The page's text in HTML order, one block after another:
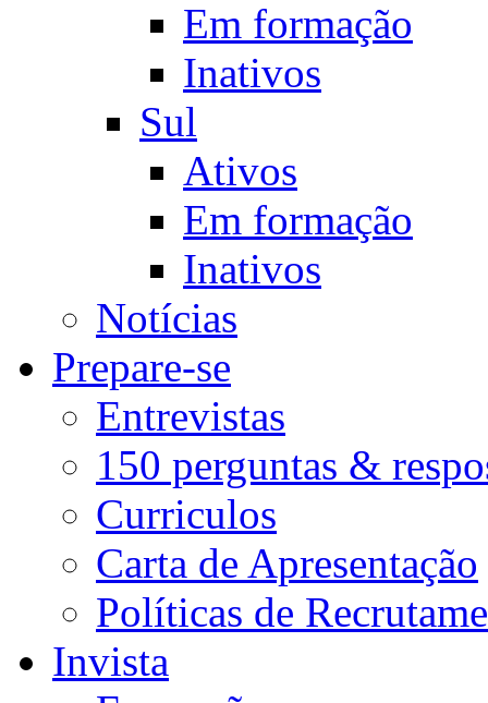
Em formação
Inativos
Sul
Ativos
Em formação
Inativos
Notícias
Prepare-se
Entrevistas
150 perguntas &
Curriculos
Carta de Apresentação
Políticas de
Invista